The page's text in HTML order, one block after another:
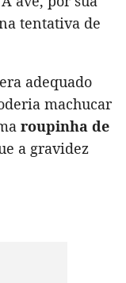
tentativa de
adequado
machucar
roupinha de
a gravidez